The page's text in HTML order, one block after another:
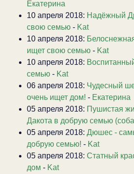
Екатерина
10 апреля 2018: Надёжный
свою семью - Kat
10 апреля 2018:
ищет свою семью - Kat
10 апреля 2018:
семью - Kat
06 апреля 2018: Чудесный
очень ищет дом! - Екатерина
05 апреля 2018: Пушистая
Дакота в добрую семью
05 апреля 2018: Дюшес -
добрую семью! - Kat
05 апреля 2018: Статный
дом - Kat